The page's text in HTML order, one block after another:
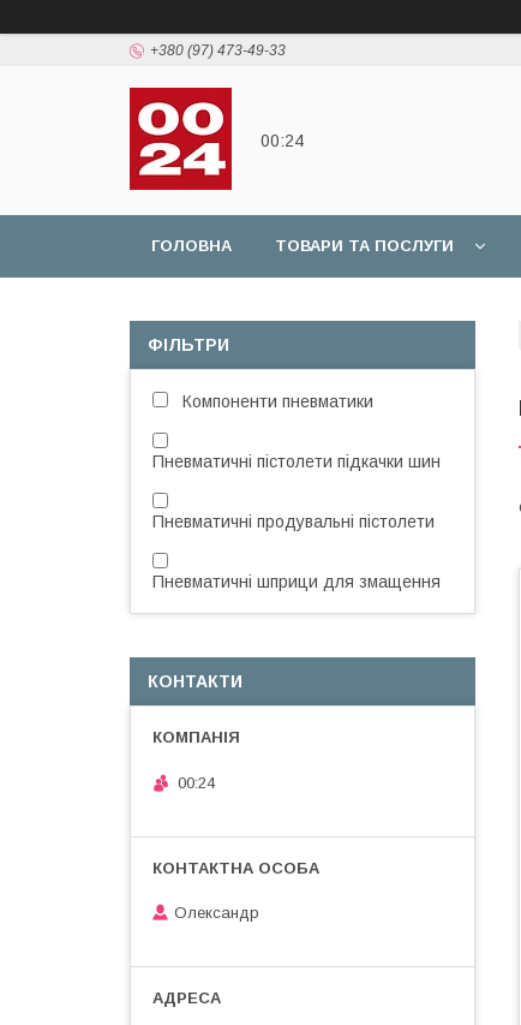
+380 (97) 473-49-33
00:24
ГОЛОВНА ТОВАРИ ТА ПОСЛУГИ
ФІЛЬТРИ
Компоненти пневматики
Пневматичні пістолети підкачки шин
Пневматичні продувальні пістолети
Пневматичні шприци для змащення
КОНТАКТИ
00:24
Олександр